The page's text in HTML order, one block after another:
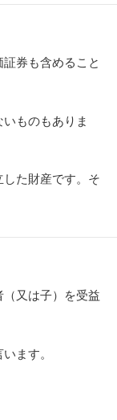
券も含めること
ものもありま
た財産です。そ
又は子）を受益
ます。